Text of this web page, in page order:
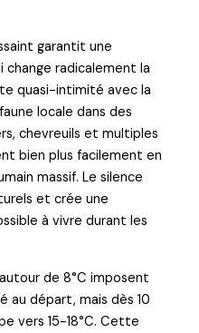
garantit une
radicalement la
quasi-intimité avec la
locale dans des
chevreuils et multiples
bien plus facilement en
massif. Le silence
et crée une
à vivre durant les
de 8°C imposent
au départ, mais dès 10
vers 15-18°C. Cette